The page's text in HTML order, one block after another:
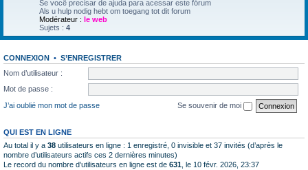
Se você precisar de ajuda para acessar este fórum
Als u hulp nodig hebt om toegang tot dit forum
Modérateur : le web
Sujets : 4
CONNEXION • S’ENREGISTRER
Nom d’utilisateur :
Mot de passe :
J’ai oublié mon mot de passe
Se souvenir de moi
QUI EST EN LIGNE
Au total il y a 38 utilisateurs en ligne : 1 enregistré, 0 invisible et 37 invités (d’après le
nombre d’utilisateurs actifs ces 2 dernières minutes)
Le record du nombre d’utilisateurs en ligne est de 631 , le 10 févr. 2026, 23:37